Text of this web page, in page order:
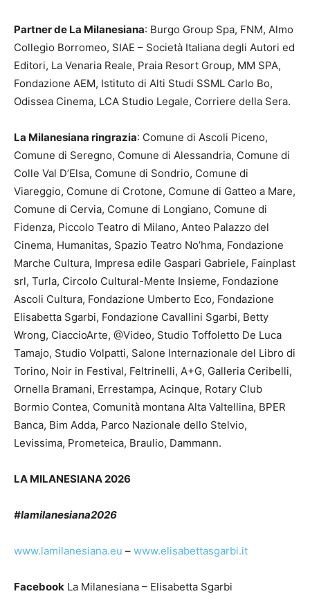
Partner de La Milanesiana: Burgo Group Spa, FNM, Almo
Collegio Borromeo, SIAE – Società Italiana degli Autori ed
Editori, La Venaria Reale, Praia Resort Group, MM SPA,
Fondazione AEM, Istituto di Alti Studi SSML Carlo Bo,
Odissea Cinema, LCA Studio Legale, Corriere della Sera.
La Milanesiana ringrazia: Comune di Ascoli Piceno,
Comune di Seregno, Comune di Alessandria, Comune di
Colle Val D’Elsa, Comune di Sondrio, Comune di
Viareggio, Comune di Crotone, Comune di Gatteo a Mare,
Comune di Cervia, Comune di Longiano, Comune di
Fidenza, Piccolo Teatro di Milano, Anteo Palazzo del
Cinema, Humanitas, Spazio Teatro No’hma, Fondazione
Marche Cultura, Impresa edile Gaspari Gabriele, Fainplast
srl, Turla, Circolo Cultural-Mente Insieme, Fondazione
Ascoli Cultura, Fondazione Umberto Eco, Fondazione
Elisabetta Sgarbi, Fondazione Cavallini Sgarbi, Betty
Wrong, CiaccioArte, @Video, Studio Toffoletto De Luca
Tamajo, Studio Volpatti, Salone Internazionale del Libro di
Torino, Noir in Festival, Feltrinelli, A+G, Galleria Ceribelli,
Ornella Bramani, Errestampa, Acinque, Rotary Club
Bormio Contea, Comunità montana Alta Valtellina, BPER
Banca, Bim Adda, Parco Nazionale dello Stelvio,
Levissima, Prometeica, Braulio, Dammann.
LA MILANESIANA 2026
#lamilanesiana2026
www.lamilanesiana.eu – www.elisabettasgarbi.it
Facebook La Milanesiana – Elisabetta Sgarbi